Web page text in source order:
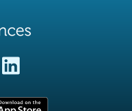
onglet)
(nouvel onglet)
onglet)